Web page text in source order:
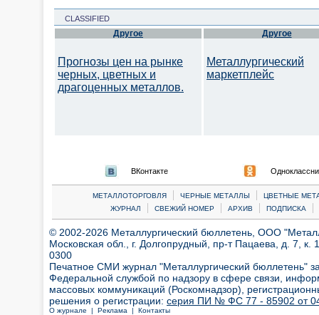
CLASSIFIED
Другое
Прогнозы цен на рынке
черных, цветных и
драгоценных металлов.
Другое
Металлургический
маркетплейс
ВКонтакте
МЕТАЛЛОТОРГОВЛЯ | ЧЕРНЫЕ МЕТАЛЛЫ |
ЦВЕТНЫЕ
ЖУРНАЛ
| СВЕЖИЙ НОМЕР | АРХИВ | ПОДПИСКА |
© 2002-2026 Металлургический бюллетень, ООО
Московская обл., г. Долгопрудный, пр-т Пацаева, д. 7,
0300
Печатное СМИ журнал "Металлургический бюллетень"
Федеральной службой по надзору в сфере связи,
массовых коммуникаций (Роскомнадзор),
решения о регистрации: серия ПИ № ФС 77 - 85902 от 04
О журнале | Реклама | Контакты